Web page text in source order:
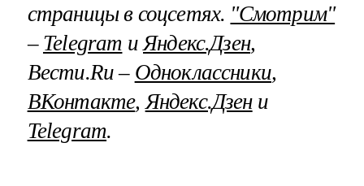
страницы в соцсетях. "Смотрим"
– Telegram и Яндекс.Дзен,
Вести.Ru – Одноклассники,
ВКонтакте, Яндекс.Дзени
Telegram.